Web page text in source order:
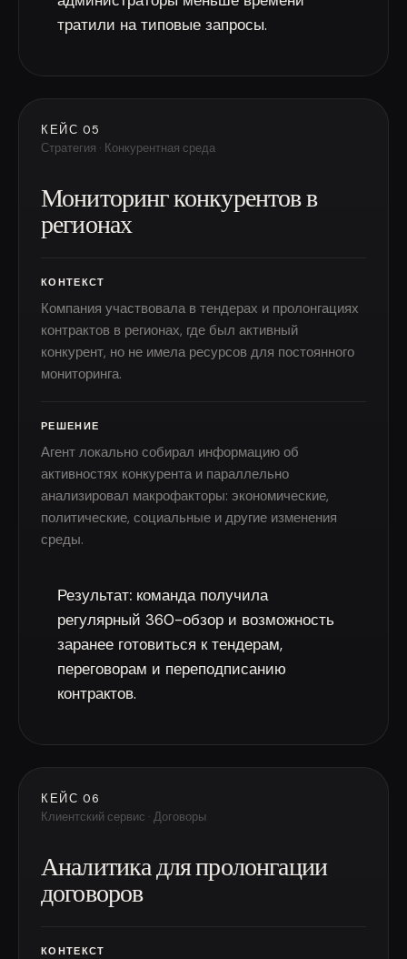
тратили на типовые запросы.
КЕЙС 05
Стратегия · Конкурентная среда
Мониторинг конкурентов в
регионах
КОНТЕКСТ
Компания участвовала в тендерах и пролонгациях
контрактов в регионах, где был активный
конкурент, но не имела ресурсов для постоянного
мониторинга.
РЕШЕНИЕ
Агент локально собирал информацию об
активностях конкурента и параллельно
анализировал макрофакторы: экономические,
политические, социальные и другие изменения
среды.
Результат: команда получила
регулярный 360-обзор и возможность
заранее готовиться к тендерам,
переговорам и переподписанию
контрактов.
КЕЙС 06
Клиентский сервис · Договоры
Аналитика для пролонгации
договоров
КОНТЕКСТ